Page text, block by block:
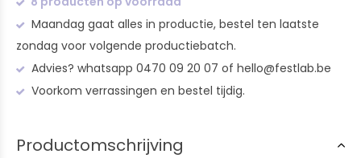
Maandag gaat alles in productie, bestel ten laatste
zondag voor volgende productiebatch.
Advies? whatsapp 0470 09 20 07 of hello@festlab.be
Voorkom verrassingen en bestel tijdig.
Productomschrijving